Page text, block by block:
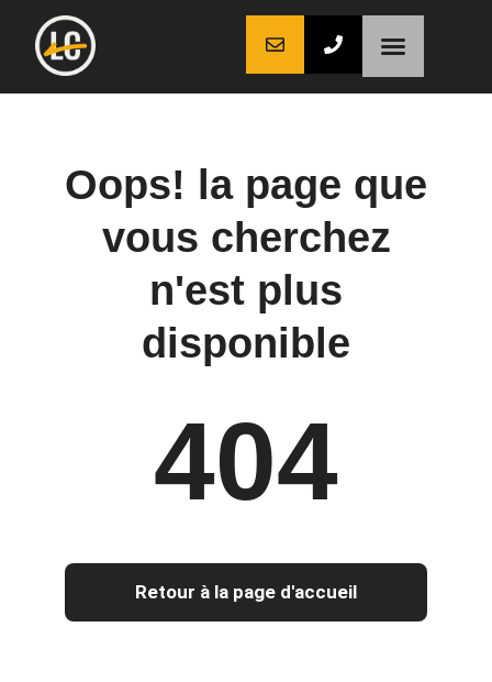
Oops! la page que
vous cherchez
n'est plus
disponible
404
Retour à la page d'accueil